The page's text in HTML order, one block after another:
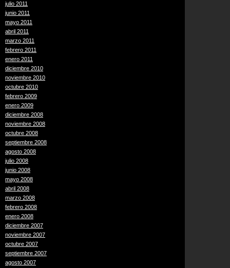
julio 2011
junio 2011
mayo 2011
abril 2011
marzo 2011
febrero 2011
enero 2011
diciembre 2010
noviembre 2010
octubre 2010
febrero 2009
enero 2009
diciembre 2008
noviembre 2008
octubre 2008
septiembre 2008
agosto 2008
julio 2008
junio 2008
mayo 2008
abril 2008
marzo 2008
febrero 2008
enero 2008
diciembre 2007
noviembre 2007
octubre 2007
septiembre 2007
agosto 2007